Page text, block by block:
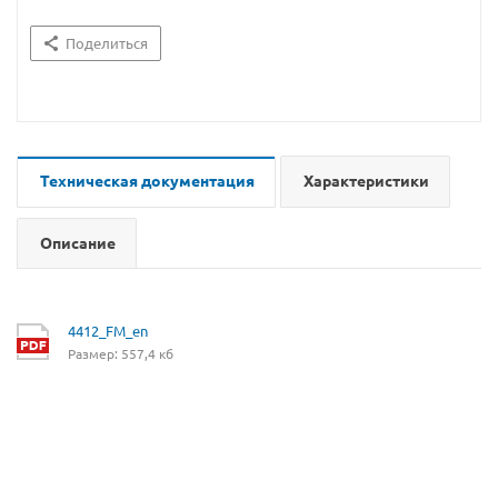
Поделиться
Техническая документация Характеристики
Описание
4412_FM_en
Размер: 557,4 кб